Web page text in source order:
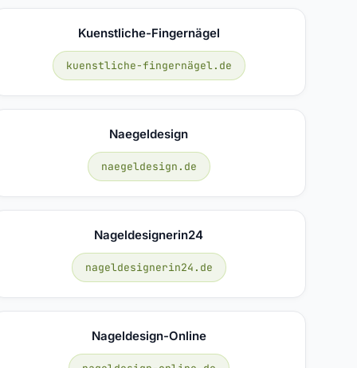
Kuenstliche-Fingernägel
kuenstliche-fingernägel.de
Naegeldesign
naegeldesign.de
Nageldesignerin24
nageldesignerin24.de
Nageldesign-Online